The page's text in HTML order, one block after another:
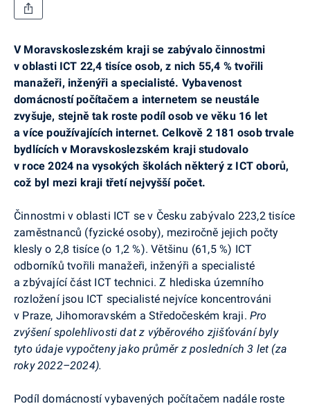
V Moravskoslezském kraji se zabývalo činnostmi
v oblasti ICT 22,4 tisíce osob, z nich 55,4 % tvořili
manažeři, inženýři a specialisté. Vybavenost
domácností počítačem a internetem se neustále
zvyšuje, stejně tak roste podíl osob ve věku 16 let
a více používajících internet. Celkově 2 181 osob trvale
bydlících v Moravskoslezském kraji studovalo
v roce 2024 na vysokých školách některý z ICT oborů,
což byl mezi kraji třetí nejvyšší počet.
Činnostmi v oblasti ICT se v Česku zabývalo 223,2 tisíce
zaměstnanců (fyzické osoby), meziročně jejich počty
klesly o 2,8 tisíce (o 1,2 %). Většinu (61,5 %) ICT
odborníků tvořili manažeři, inženýři a specialisté
a zbývající část ICT technici. Z hlediska územního
rozložení jsou ICT specialisté nejvíce koncentrováni
v Praze, Jihomoravském a Středočeském kraji. Pro
zvýšení spolehlivosti dat z výběrového zjišťování byly
tyto údaje vypočteny jako průměr z posledních 3 let (za
roky 2022–2024).
Podíl domácností vybavených počítačem nadále roste